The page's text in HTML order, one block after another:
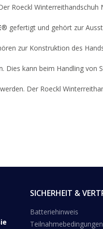
Roeckl Winterreithandschuh
® gefertigt und gehört zur
zur Konstruktion des
Dies kann beim Handling von
Der Roeckl
SICHERHEIT &
Batteriehinweis